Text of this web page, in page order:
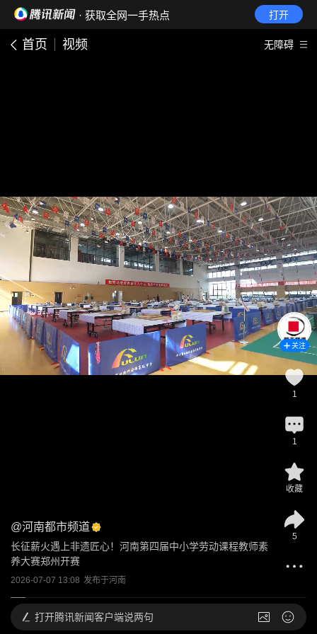
· 获取全网一手热点 打开
首页 视频 无障碍
@河南都市频道
长征薪火遇上非遗匠心！河南第四届中小学劳动课程教师素
养大赛郑州开赛
2026-07-07 13:08 发布于河南
关注
1
1
收藏
5
打开腾讯新闻客户端说两句